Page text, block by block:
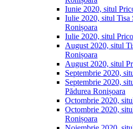
Iunie 2020, situl
Iulie 2020, situl Tisa
Ronișoara
Iulie 2020, situl
August 2020, situl
Ronișoara
August 2020, situl
Septembrie 2020,
Septembrie 2020,
Pădurea Ronișoara
Octombrie 2020,
Octombrie 2020,
Ronișoara